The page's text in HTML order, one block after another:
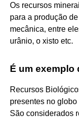
Os recursos
para a produção
mecânica, entre
urânio, o xisto etc.
É um
Recursos
presentes no
São considerados